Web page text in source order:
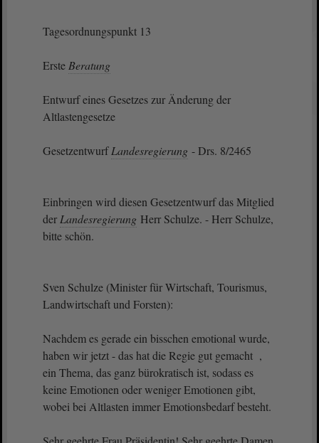
Tagesordnungspunkt 13
Erste Beratung
Entwurf eines Gesetzes zur Änderung der
Altlastengesetze
GesetzentwurfLandesregierung - Drs. 8/2465
Einbringen wird diesen Gesetzentwurf das Mitglied
der Landesregierung Herr Schulze. - Herr Schulze,
bitte schön.
Sven Schulze (Minister für Wirtschaft, Tourismus,
Landwirtschaft und Forsten):
Nachdem es gerade ein bisschen emotional wurde,
haben wir jetzt - das hat die Regie gut gemacht ,
ein Thema, das ganz bürokratisch ist, sodass es
keine Emotionen oder weniger Emotionen gibt,
wobei bei Altlasten immer Emotionsbedarf besteht.